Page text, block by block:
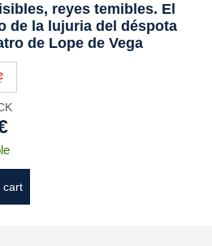
reyes temibles. El
de la lujuria del déspota
de Lope de Vega
cart